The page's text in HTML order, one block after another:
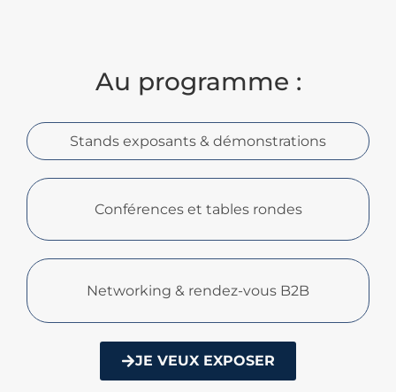
Au programme :
Stands exposants & démonstrations
Conférences et tables rondes
Networking & rendez-vous B2B
JE VEUX EXPOSER